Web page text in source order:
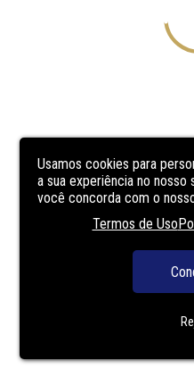
Usamos cookies para
a sua experiência no nosso
você concorda com o
Termos de Uso